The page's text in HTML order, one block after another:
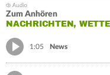
Zum Anhören
NACHRICHTEN,
1:05 News